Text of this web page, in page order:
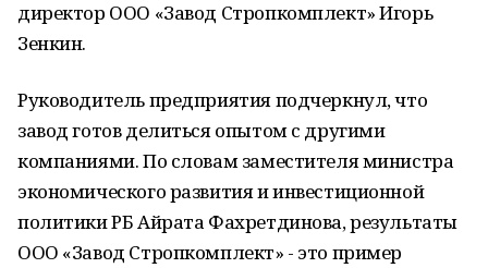
директор ООО «Завод Стропкомплект» Игорь
Зенкин.
Руководитель предприятия подчеркнул, что
завод готов делиться опытом с другими
компаниями. По словам заместителя министра
экономического развития и инвестиционной
политики РБ Айрата Фахретдинова, результаты
ООО «Завод Стропкомплект» - это пример